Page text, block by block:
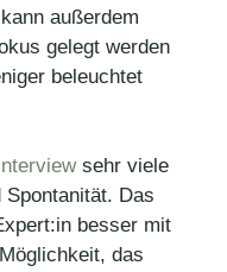
außerdem
gelegt werden
beleuchtet
sehr viele
Spontanität. Das
besser mit
das